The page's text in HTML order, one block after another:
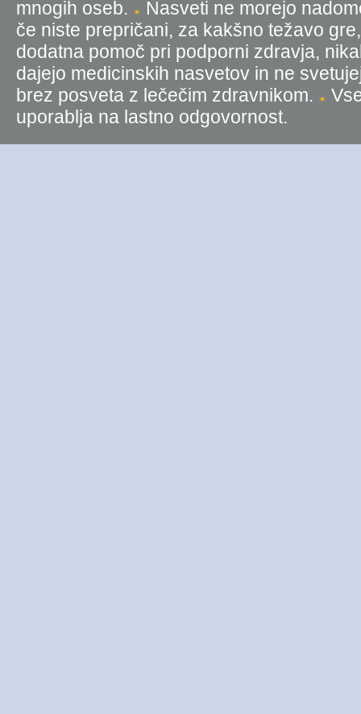
mnogih oseb.
Nasveti ne morejo
če niste prepričani, za kakšno težavo
dodatna pomoč pri podporni zdravja,
dajejo medicinskih nasvetov in ne
brez posveta z lečečim zdravnikom.
uporablja na lastno odgovornost.